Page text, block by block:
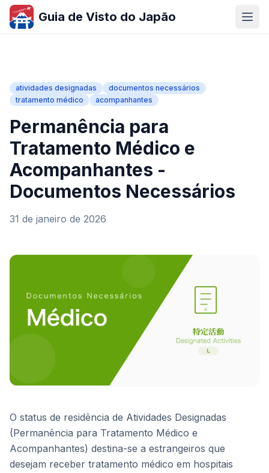
Guia de Visto do Japão
atividades designadas
documentos necessários
tratamento médico
acompanhantes
Permanência para
Tratamento Médico e
Acompanhantes -
Documentos Necessários
31 de janeiro de 2026
O status de residência de Atividades Designadas
(Permanência para Tratamento Médico e
Acompanhantes) destina-se a estrangeiros que
desejam receber tratamento médico em hospitais